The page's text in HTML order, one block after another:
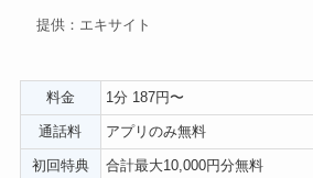
提供：エキサイト
料金 1分 187円〜
通話料 アプリのみ無料
初回特典 合計最大10,000円分無料